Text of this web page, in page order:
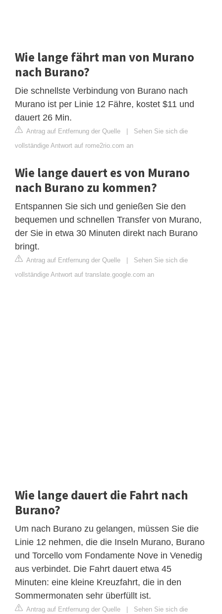
Wie lange fährt man von Murano
nach Burano?
Die schnellste Verbindung von Burano nach
Murano ist per Linie 12 Fähre, kostet $11 und
dauert 26 Min.
Antrag auf Entfernung der Quelle
Sehen Sie sich die
vollständige Antwort auf rome2rio.com an
Wie lange dauert es von Murano
nach Burano zu kommen?
Entspannen Sie sich und genießen Sie den
bequemen und schnellen Transfer von Murano,
der Sie in etwa 30 Minuten direkt nach Burano
bringt.
Antrag auf Entfernung der Quelle
Sehen Sie sich die
vollständige Antwort auf translate.google.com an
Wie lange dauert die Fahrt nach
Burano?
Um nach Burano zu gelangen, müssen Sie die
Linie 12 nehmen, die die Inseln Murano, Burano
und Torcello vom Fondamente Nove in Venedig
aus verbindet. Die Fahrt dauert etwa 45
Minuten: eine kleine Kreuzfahrt, die in den
Sommermonaten sehr überfüllt ist.
Antrag auf Entfernung der Quelle
Sehen Sie sich die